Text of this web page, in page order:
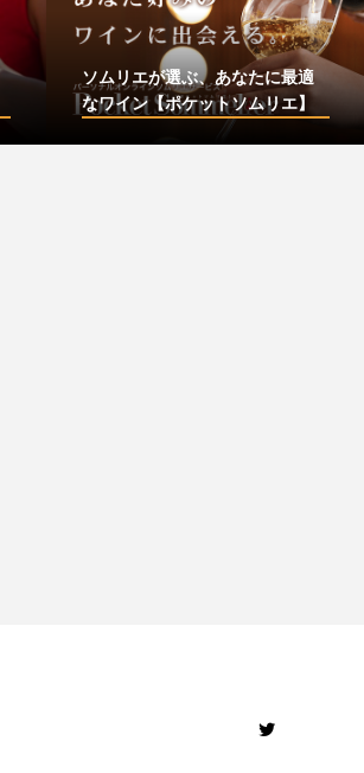
ソムリエが選ぶ、あなたに最適
なワイン【ポケットソムリエ】